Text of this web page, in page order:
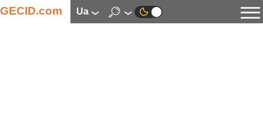
GECID.com ua